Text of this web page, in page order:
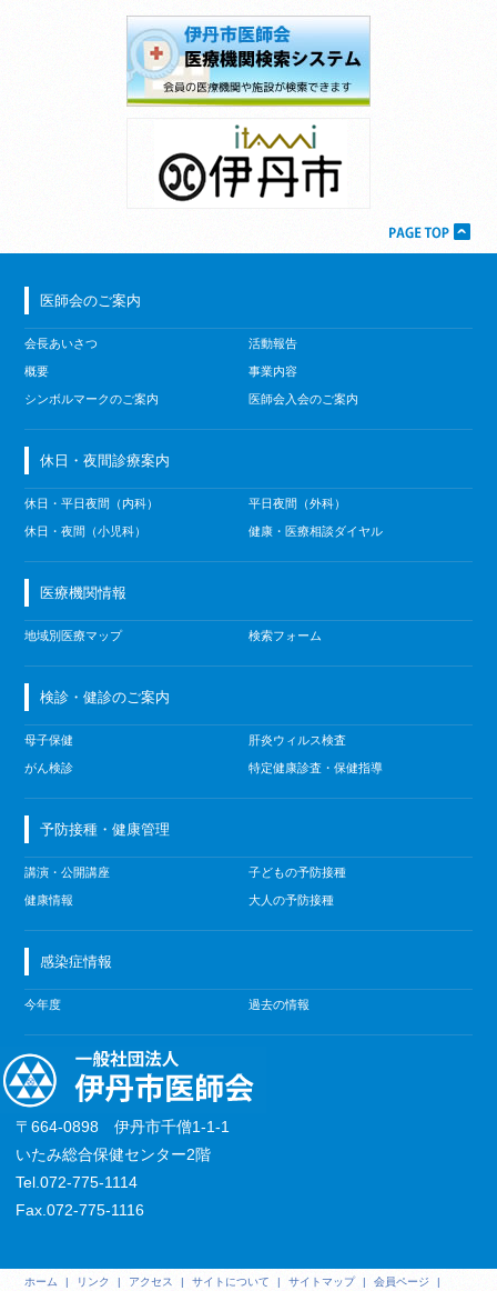
医師会のご案内
会長あいさつ
概要
シンボルマークのご案内
活動報告
事業内容
医師会入会のご案内
休日・夜間診療案内
休日・平日夜間（内科）
休日・夜間（小児科）
平日夜間（外科）
健康・医療相談ダイヤル
医療機関情報
地域別医療マップ 検索フォーム
検診・健診のご案内
母子保健
がん検診
肝炎ウィルス検査
特定健康診査・保健指導
予防接種・健康管理
講演・公開講座
健康情報
子どもの予防接種
大人の予防接種
感染症情報
今年度 過去の情報
〒664-0898 伊丹市千僧1-1-1
いたみ総合保健センター2階
Tel.072-775-1114
Fax.072-775-1116
ホーム | リンク | アクセス | サイトについて | サイトマップ | 会員ページ |